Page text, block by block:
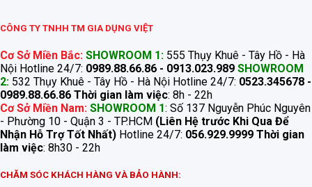
CÔNG TY TNHH TM GIA DỤNG VIỆT
Cơ Sở Miền Bắc: SHOWROOM 1: 555 Thụy Khuê - Tây Hồ - Hà
Nội Hotline 24/7: 0989.88.66.86 - 0913.023.989 SHOWROOM
2: 532 Thụy Khuê - Tây Hồ - Hà Nội Hotline 24/7: 0523.345678 -
0989.88.66.86 Thời gian làm việc: 8h - 22h
Cơ Sở Miền Nam: SHOWROOM 1: Số 137 Nguyễn Phúc Nguyên
- Phường 10 - Quận 3 - TP.HCM (Liên Hệ trước Khi Qua Để
Nhận Hỗ Trợ Tốt Nhất) Hotline 24/7: 056.929.9999 Thời gian
làm việc: 8h30 - 22h
CHĂM SÓC KHÁCH HÀNG VÀ BẢO HÀNH: